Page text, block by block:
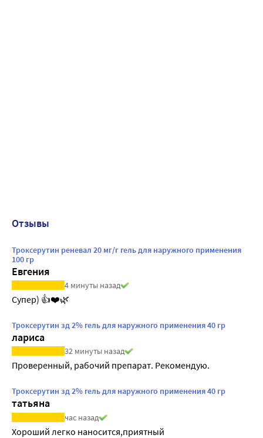
Отзывы
Троксерутин реневал 20 мг/г гель для наружного применения
100 гр
Евгения
4 минуты назад
Супер) 👍❤️🌿
Троксерутин зд 2% гель для наружного применения 40 гр
лариса
32 минуты назад
Проверенный, рабочий препарат. Рекомендую.
Троксерутин зд 2% гель для наружного применения 40 гр
татьяна
час назад
Хороший легко наносится,приятный